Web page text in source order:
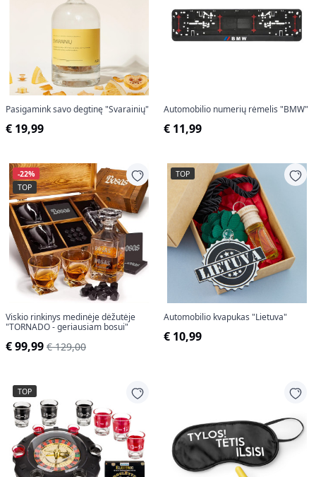
Pasigamink savo degtinę "Svarainių"
€ 19,99
Automobilio numerių rėmelis "BMW"
€ 11,99
-22%
TOP
Viskio rinkinys medinėje dėžutėje
"TORNADO - geriausiam bosui"
€ 99,99 € 129,00
TOP
Automobilio kvapukas "Lietuva"
€ 10,99
TOP